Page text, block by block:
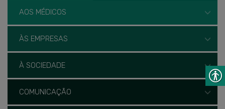
AOS MÉDICOS
ÀS EMPRESAS
À SOCIEDADE
COMUNICAÇÃO